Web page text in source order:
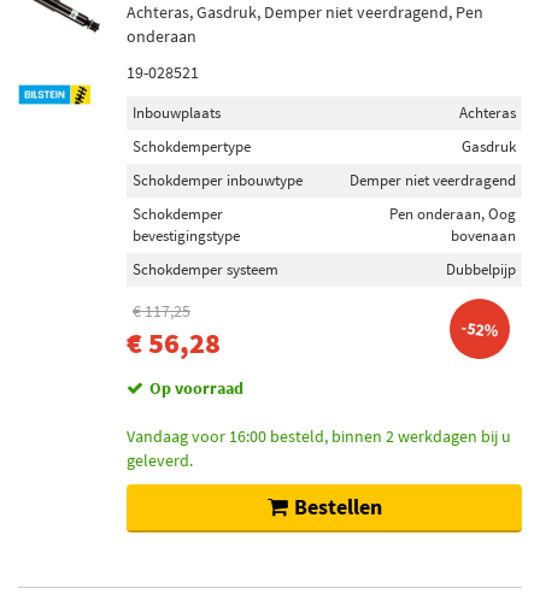
Achteras, Gasdruk, Demper niet veerdragend, Pen
onderaan
19-028521
Inbouwplaats
Achteras
Schokdempertype
Gasdruk
Schokdemper inbouwtype
Demper niet veerdragend
Schokdemper
bevestigingstype
Pen onderaan, Oog
bovenaan
Schokdemper systeem
Dubbelpijp
€ 117,25
€ 56,28 -52%
Op voorraad
Vandaag voor 16:00 besteld, binnen 2 werkdagen bij u
geleverd.
Bestellen